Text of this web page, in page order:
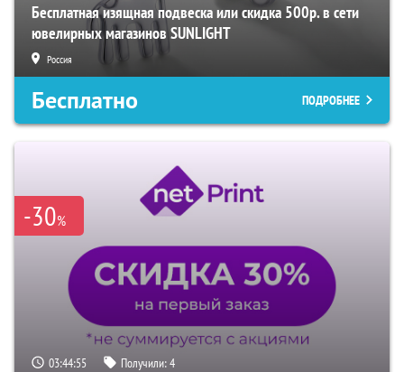
Бесплатная изящная подвеска или скидка 500р. в сети
ювелирных магазинов SUNLIGHT
Россия
Бесплатно ПОДРОБНЕЕ
-30%
03:44:54 Получили:4